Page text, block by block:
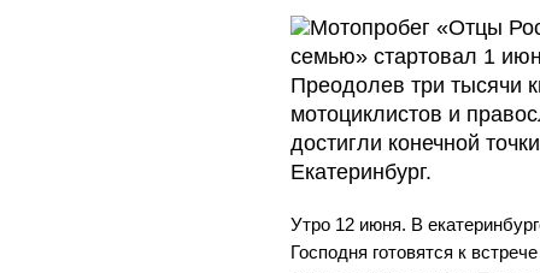
Мотопробег «Отцы
семью» стартовал 1
Преодолев три тысячи
мотоциклистов и
достигли конечной
Екатеринбург.
Утро 12 июня. В
Господня готовятся к